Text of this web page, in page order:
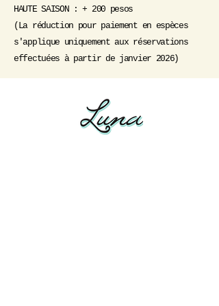
HAUTE SAISON : + 200 pesos
(La réduction pour paiement en espèces
s'applique uniquement aux réservations
effectuées à partir de janvier 2026)